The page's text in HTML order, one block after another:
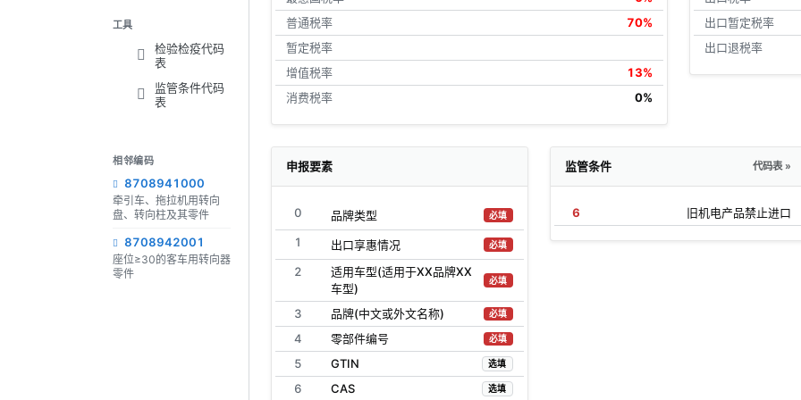
工具
检验检疫代码
表
监管条件代码
表
相邻编码
8708941000
牵引车、拖拉机用转向
盘、转向柱及其零件
8708942001
座位≥30的客车用转向器
零件
普通税率
70%
暂定税率
增值税率
13%
消费税率
0%
出口暂定税率
出口退税率
申报要素
0 品牌类型 必填
1 出口享惠情况 必填
2
适用车型(适用于XX品牌XX
车型)
必填
3 品牌(中文或外文名称) 必填
4 零部件编号 必填
5 GTIN 选填
6 CAS 选填
监管条件 代码表 »
6 旧机电产品禁止进口